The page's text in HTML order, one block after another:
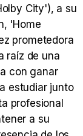
Tráiler 'Do Not Enter' (2026)
City'), a su
'Home
prometedora
raíz de una
con ganar
estudiar junto
profesional
a su